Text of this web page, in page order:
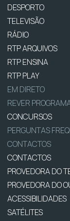
DESPORTO
TELEVISÃO
RÁDIO
RTP ARQUIVOS
RTP ENSINA
RTP PLAY
EM DIRETO
REVER
CONCURSOS
PERGUNTAS
CONTACTOS
CONTACTOS
PROVEDORA DO
PROVEDORA DO
ACESSIBILIDADES
SATÉLITES